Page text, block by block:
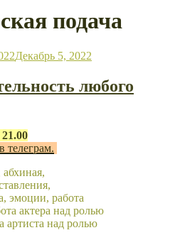
подача
Декабрь 5, 2022
любого
телеграм.
артиста над ролью